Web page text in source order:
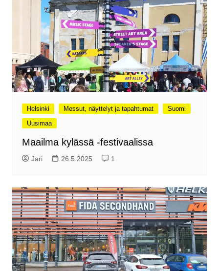
Helsinki Messut, näyttelyt ja tapahtumat
Suomi
Uusimaa
Maailma kylässä -festivaalissa
Jari 26.5.2025 1